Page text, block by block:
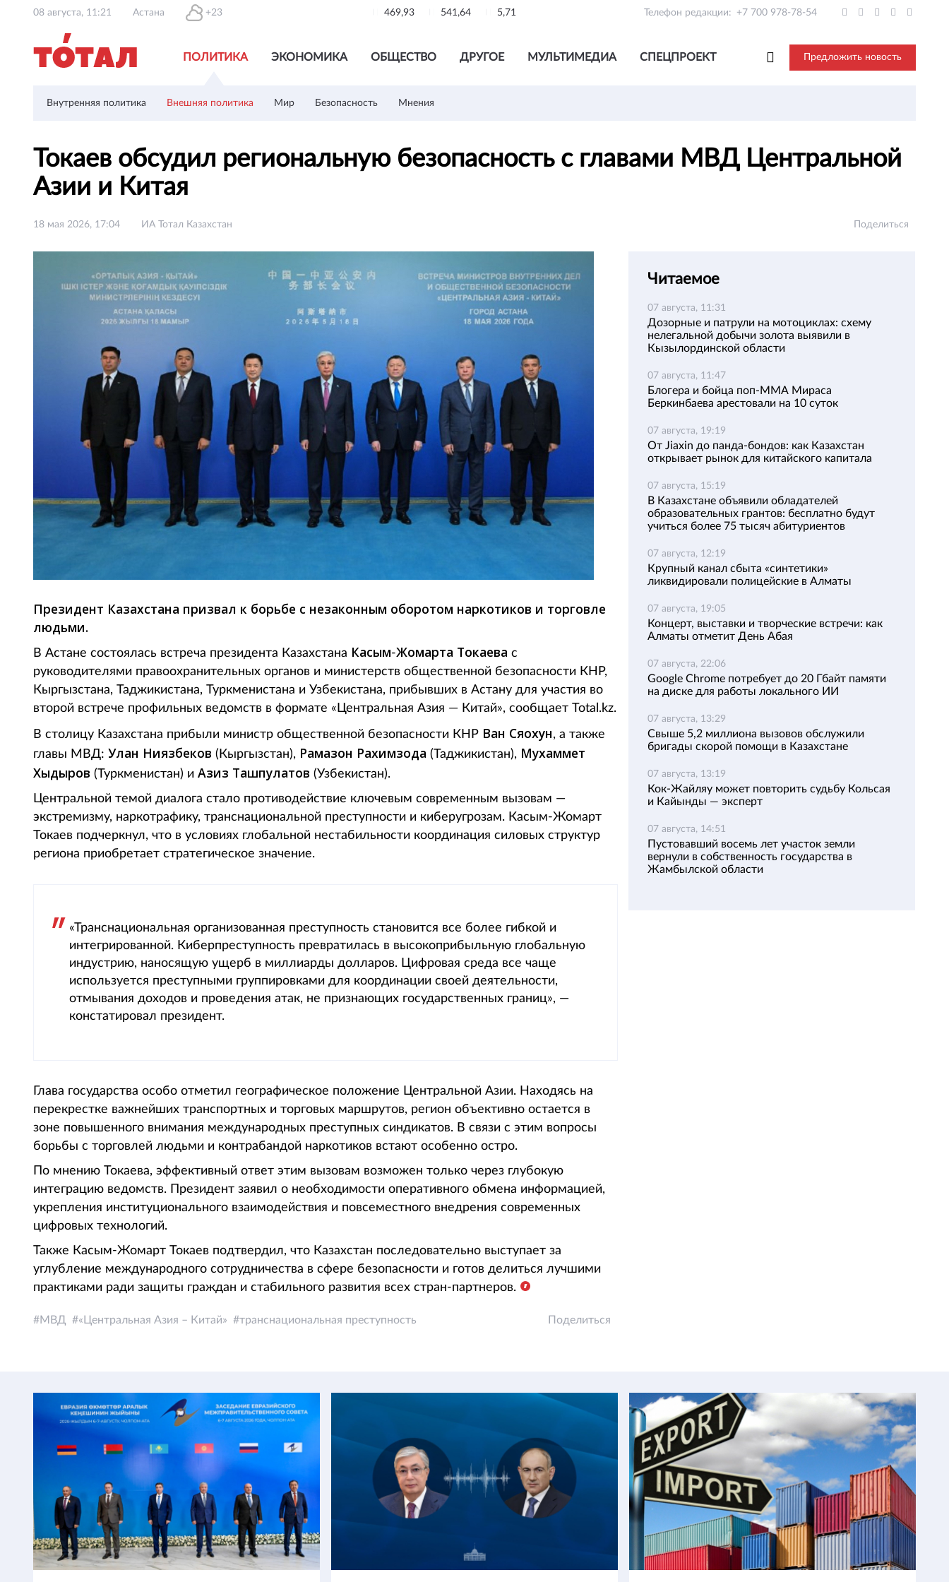
08 августа, 11:21 Астана +23 469,93 541,64 5,71 Телефон редакции: +7 700 978-78-54
ПОЛИТИКА ЭКОНОМИКА ОБЩЕСТВО ДРУГОЕ МУЛЬТИМЕДИА СПЕЦПРОЕКТ Предложить новость
Внутренняя политика Внешняя политика Мир Безопасность Мнения
Токаев обсудил региональную безопасность с главами МВД Центральной
Азии и Китая
18 мая 2026, 17:04 ИА Тотал Казахстан Поделиться
Президент Казахстана призвал к борьбе с незаконным оборотом наркотиков и торговле
людьми.
В Астане состоялась встреча президента Казахстана Касым-Жомарта Токаева с
руководителями правоохранительных органов и министерств общественной безопасности КНР,
Кыргызстана, Таджикистана, Туркменистана и Узбекистана, прибывших в Астану для участия во
второй встрече профильных ведомств в формате «Центральная Азия — Китай», сообщает Total.kz.
В столицу Казахстана прибыли министр общественной безопасности КНР Ван Сяохун, а также
главы МВД: Улан Ниязбеков (Кыргызстан), Рамазон Рахимзода (Таджикистан), Мухаммет
Хыдыров (Туркменистан) и Азиз Ташпулатов (Узбекистан).
Центральной темой диалога стало противодействие ключевым современным вызовам —
экстремизму, наркотрафику, транснациональной преступности и киберугрозам. Касым-Жомарт
Токаев подчеркнул, что в условиях глобальной нестабильности координация силовых структур
региона приобретает стратегическое значение.
«Транснациональная организованная преступность становится все более гибкой и
интегрированной. Киберпреступность превратилась в высокоприбыльную глобальную
индустрию, наносящую ущерб в миллиарды долларов. Цифровая среда все чаще
используется преступными группировками для координации своей деятельности,
отмывания доходов и проведения атак, не признающих государственных границ», —
констатировал президент.
Глава государства особо отметил географическое положение Центральной Азии. Находясь на
перекрестке важнейших транспортных и торговых маршрутов, регион объективно остается в
зоне повышенного внимания международных преступных синдикатов. В связи с этим вопросы
борьбы с торговлей людьми и контрабандой наркотиков встают особенно остро.
По мнению Токаева, эффективный ответ этим вызовам возможен только через глубокую
интеграцию ведомств. Президент заявил о необходимости оперативного обмена информацией,
укрепления институционального взаимодействия и повсеместного внедрения современных
цифровых технологий.
Также Касым-Жомарт Токаев подтвердил, что Казахстан последовательно выступает за
углубление международного сотрудничества в сфере безопасности и готов делиться лучшими
практиками ради защиты граждан и стабильного развития всех стран-партнеров.
МВД «Центральная Азия – Китай» транснациональная преступность Поделиться
Читаемое
07 августа, 11:31
Дозорные и патрули на мотоциклах: схему
нелегальной добычи золота выявили в
Кызылординской области
07 августа, 11:47
Блогера и бойца поп-ММА Мираса
Беркинбаева арестовали на 10 суток
07 августа, 19:19
От Jiaxin до панда-бондов: как Казахстан
открывает рынок для китайского капитала
07 августа, 15:19
В Казахстане объявили обладателей
образовательных грантов: бесплатно будут
учиться более 75 тысяч абитуриентов
07 августа, 12:19
Крупный канал сбыта «синтетики»
ликвидировали полицейские в Алматы
07 августа, 19:05
Концерт, выставки и творческие встречи: как
Алматы отметит День Абая
07 августа, 22:06
Google Chrome потребует до 20 Гбайт памяти
на диске для работы локального ИИ
07 августа, 13:29
Свыше 5,2 миллиона вызовов обслужили
бригады скорой помощи в Казахстане
07 августа, 13:19
Кок-Жайляу может повторить судьбу Кольсая
и Кайынды — эксперт
07 августа, 14:51
Пустовавший восемь лет участок земли
вернули в собственность государства в
Жамбылской области